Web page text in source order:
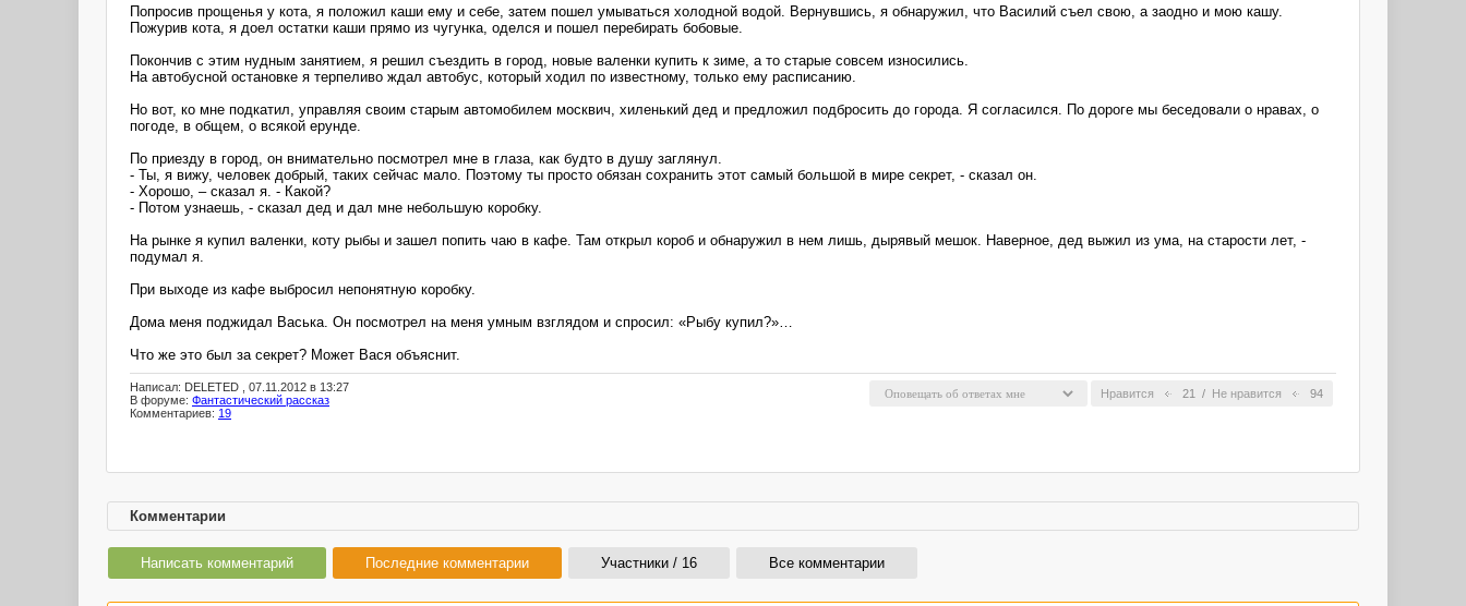
Попросив прощенья у кота, я положил каши ему и себе, затем пошел умываться холодной водой. Вернувшись, я обнаружил, что Василий съел свою, а заодно и мою кашу.
Пожурив кота, я доел остатки каши прямо из чугунка, оделся и пошел перебирать бобовые.
Покончив с этим нудным занятием, я решил съездить в город, новые валенки купить к зиме, а то старые совсем износились.
На автобусной остановке я терпеливо ждал автобус, который ходил по известному, только ему расписанию.
Но вот, ко мне подкатил, управляя своим старым автомобилем москвич, хиленький дед и предложил подбросить до города. Я согласился. По дороге мы беседовали о нравах, о
погоде, в общем, о всякой ерунде.
По приезду в город, он внимательно посмотрел мне в глаза, как будто в душу заглянул.
- Ты, я вижу, человек добрый, таких сейчас мало. Поэтому ты просто обязан сохранить этот самый большой в мире секрет, - сказал он.
- Хорошо, – сказал я. - Какой?
- Потом узнаешь, - сказал дед и дал мне небольшую коробку.
На рынке я купил валенки, коту рыбы и зашел попить чаю в кафе. Там открыл короб и обнаружил в нем лишь, дырявый мешок. Наверное, дед выжил из ума, на старости лет, -
подумал я.
При выходе из кафе выбросил непонятную коробку.
Дома меня поджидал Васька. Он посмотрел на меня умным взглядом и спросил: «Рыбу купил?»…
Что же это был за секрет? Может Вася объяснит.
Нравится 21 / Не нравится 94
Написал: DELETED , 07.11.2012 в 13:27
В форуме: Фантастический рассказ
Комментариев: 19
Комментарии
Написать комментарий Последние комментарии Участники / 16 Все комментарии